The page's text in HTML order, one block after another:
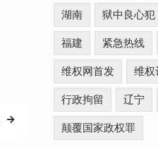
湖南 狱中良心犯
福建 紧急热线
维权网首发 维权
行政拘留 辽宁
颠覆国家政权罪